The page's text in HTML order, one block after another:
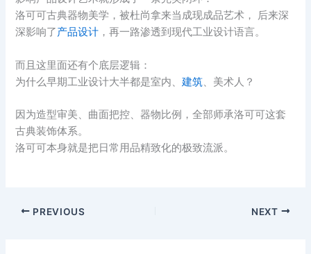
洛可可古典器物美学，被杜尚拿来当成现成品艺术， 后来深
深影响了产品设计 ，再一路渗透到现代工业设计语言。
而且这里面还有个底层逻辑：
为什么早期工业设计大半都是室内、建筑、美术人？
因为造型审美、曲面把控、器物比例，全部师承洛可可这套
古典装饰体系。
洛可可本身就是把日常用品精致化的极致流派。
PREVIOUS NEXT